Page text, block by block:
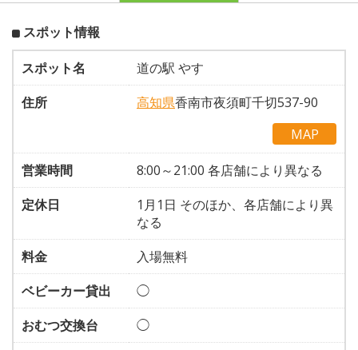
スポット情報
スポット名
道の駅 やす
住所
高知県香南市夜須町千切537-90
MAP
営業時間
8:00～21:00 各店舗により異なる
定休日
1月1日 そのほか、各店舗により異
なる
料金
入場無料
ベビーカー貸出
◯
おむつ交換台
◯